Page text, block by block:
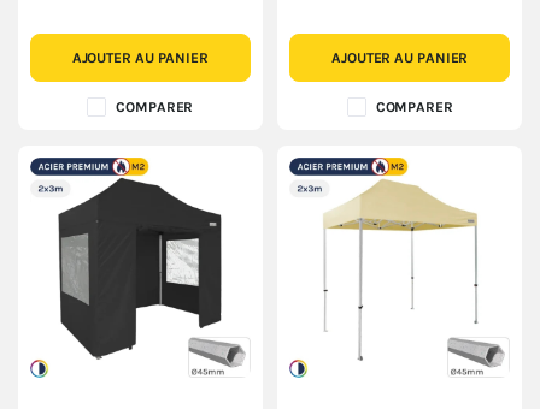
AJOUTER AU PANIER
COMPARER
AJOUTER AU PANIER
COMPARER